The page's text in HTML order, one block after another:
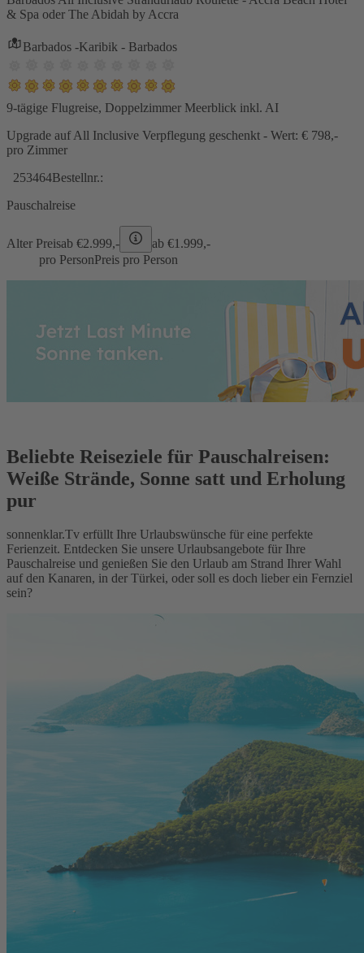
& Spa oder The Abidah by Accra
Barbados -Karibik - Barbados
9-tägige Flugreise, Doppelzimmer Meerblick inkl. AI
Upgrade auf All Inclusive Verpflegung geschenkt - Wert: € 798,-
pro Zimmer
253464Bestellnr.:
Pauschalreise
Alter Preisab €2.999,- ab €1.999,-
pro PersonPreis pro Person
Beliebte Reiseziele für Pauschalreisen:
Weiße Strände, Sonne satt und Erholung
pur
sonnenklar.Tv erfüllt Ihre Urlaubswünsche für eine perfekte
Ferienzeit. Entdecken Sie unsere Urlaubsangebote für Ihre
Pauschalreise und genießen Sie den Urlaub am Strand Ihrer Wahl
auf den Kanaren, in der Türkei, oder soll es doch lieber ein Fernziel
sein?